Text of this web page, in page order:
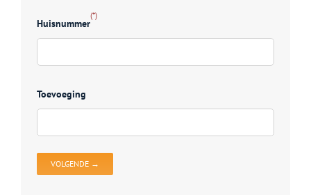
Huisnummer
(*)
Toevoeging